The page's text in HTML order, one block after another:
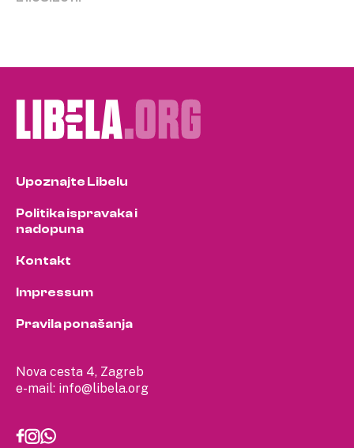
Nova cesta 4, Zagreb
e-mail: info@libela.org
Upoznajte Libelu
Politika ispravaka i
nadopuna
Kontakt
Impressum
Pravila ponašanja